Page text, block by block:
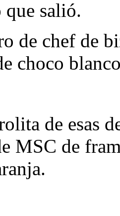
salió.
de chef de
choco
de esas
MSC de